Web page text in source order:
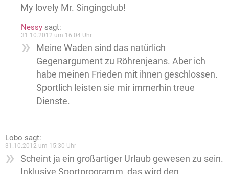
My lovely Mr. Singingclub!
Nessy sagt:
31.10.2012 um 16:04 Uhr
Meine Waden sind das natürlich
Gegenargument zu Röhrenjeans. Aber ich
habe meinen Frieden mit ihnen geschlossen.
Sportlich leisten sie mir immerhin treue
Dienste.
Lobo sagt:
31.10.2012 um 15:30 Uhr
Scheint ja ein großartiger Urlaub gewesen zu sein.
Inklusive Sportprogramm, das wird den